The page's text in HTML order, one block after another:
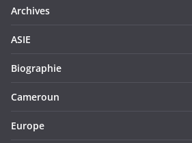
Archives
ASIE
Biographie
Cameroun
Europe